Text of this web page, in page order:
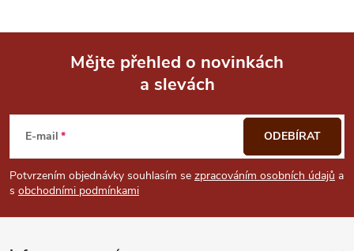
p
p
a
Mějte přehled o novinkách
a slevách
E-mail
Potvrzením objednávky souhlasím se zpracováním osobních údajů a
s obchodními podmínkami
ODEBÍRAT